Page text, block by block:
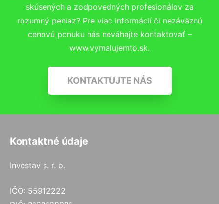
skúsených a zodpovedných profesionálov za
rozumný peniaz? Pre viac informácií či nezáväznú
cenovú ponuku nás neváhajte kontaktovať –
www.vymalujemto.sk.
KONTAKTUJTE NÁS
Kontaktné údaje
Investav s. r. o.
IČO: 55912222